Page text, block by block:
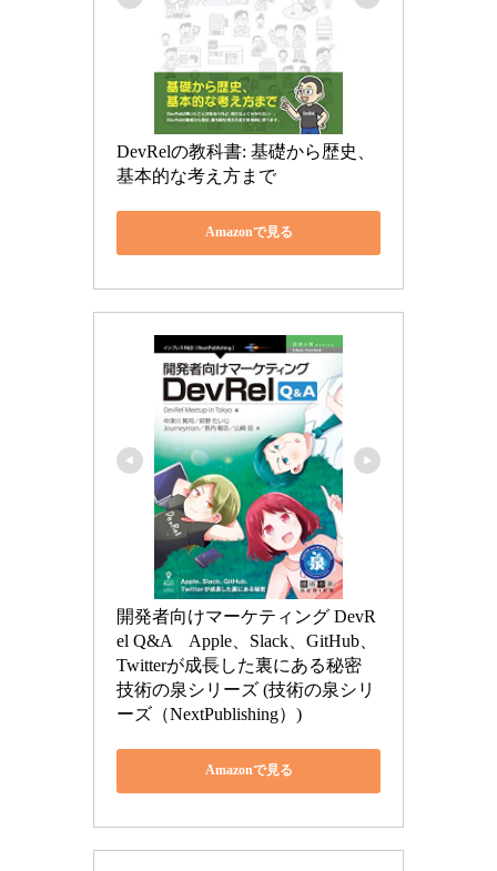
DevRelの教科書: 基礎から歴史、
基本的な考え方まで
Amazonで見る
開発者向けマーケティング DevR
el Q&A　Apple、Slack、GitHub、
Twitterが成長した裏にある秘密
技術の泉シリーズ (技術の泉シリ
ーズ（NextPublishing）)
Amazonで見る